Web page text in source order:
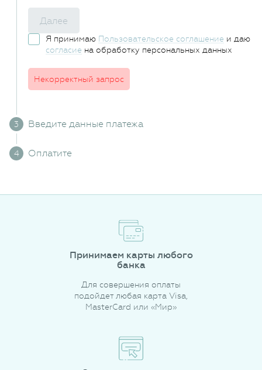
Далее
Я принимаю Пользовательское соглашение и даю
согласие на обработку персональных данных
Некорректный запрос
Введите данные платежа
Оплатите
Принимаем карты любого
банка
Для совершения оплаты
подойдет любая карта Visa,
MasterCard или «Мир»